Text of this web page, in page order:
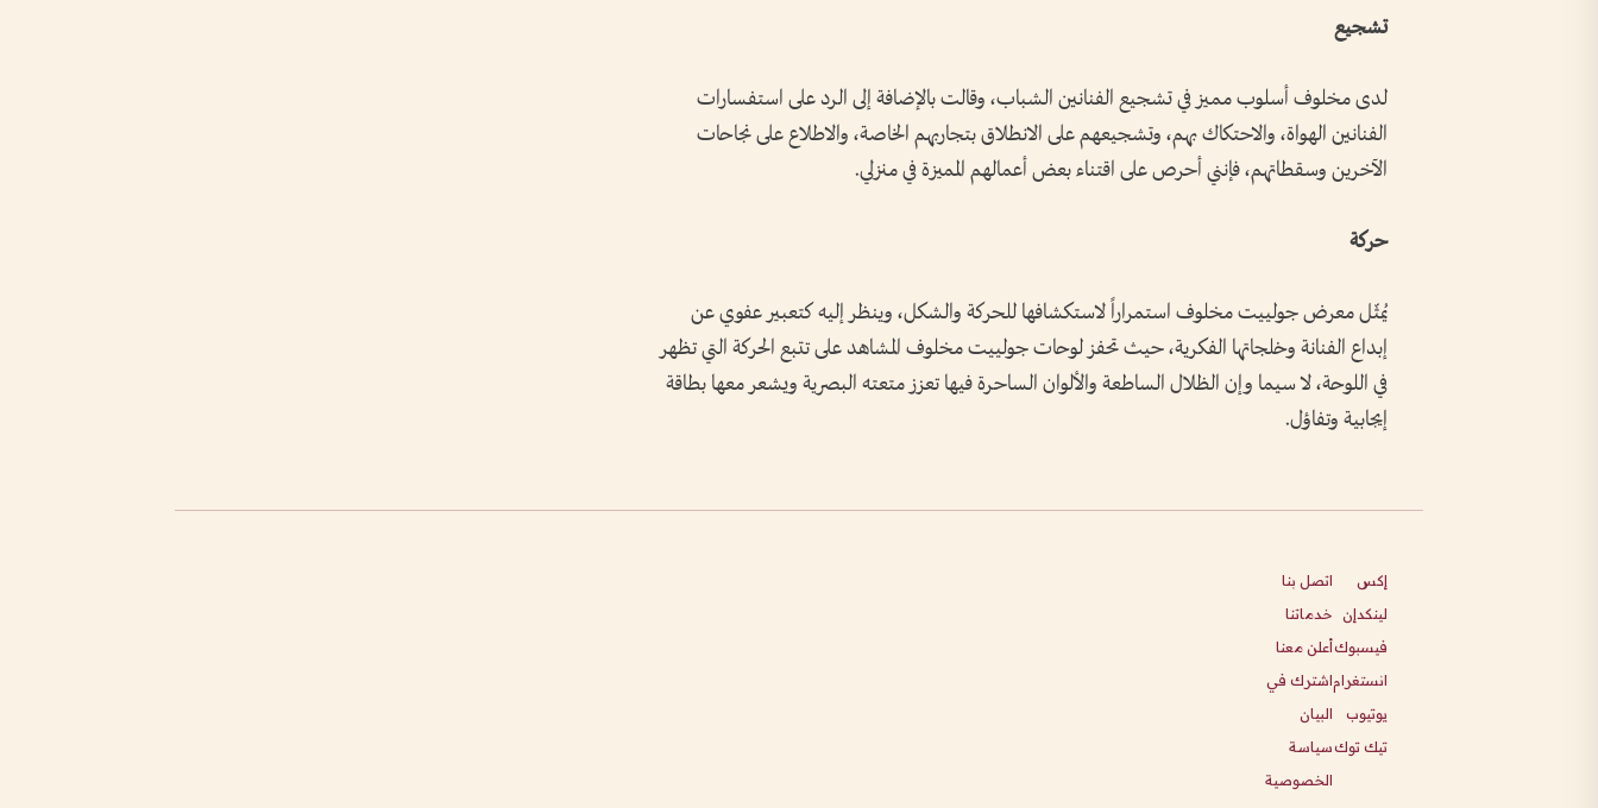
تشجيع
لدى مخلوف أسلوب مميز في تشجيع الفنانين الشباب، وقالت بالإضافة إلى الرد على استفسارات
الفنانين الهواة، والاحتكاك بهم، وتشجيعهم على الانطلاق بتجاربهم الخاصة، والاطلاع على نجاحات
الآخرين وسقطاتهم، فإنني أحرص على اقتناء بعض أعمالهم المميزة في منزلي.
حركة
يُمثّل معرض جولييت مخلوف استمراراً لاستكشافها للحركة والشكل، وينظر إليه كتعبير عفوي عن
إبداع الفنانة وخلجاتها الفكرية، حيث تحفز لوحات جولييت مخلوف المشاهد على تتبع الحركة التي تظهر
في اللوحة، لا سيما وإن الظلال الساطعة والألوان الساحرة فيها تعزز متعته البصرية ويشعر معها بطاقة
إيجابية وتفاؤل.
إكس
لينكدإن
فيسبوك
انستغرام
يوتيوب
تيك توك
اتصل بنا
خدماتنا
أعلن معنا
اشترك في
البيان
سياسة
الخصوصية